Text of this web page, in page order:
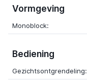
Vormgeving
Monoblock:
Bediening
Gezichtsontgrendeling: